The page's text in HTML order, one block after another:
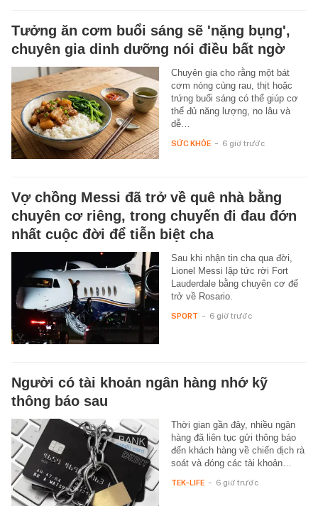
Tưởng ăn cơm buổi sáng sẽ 'nặng bụng',
chuyên gia dinh dưỡng nói điều bất ngờ
Chuyên gia cho rằng một bát
cơm nóng cùng rau, thịt hoặc
trứng buổi sáng có thể giúp cơ
thể đủ năng lượng, no lâu và
dễ…
SỨC KHỎE - 6 giờ trước
Vợ chồng Messi đã trở về quê nhà bằng
chuyên cơ riêng, trong chuyến đi đau đớn
nhất cuộc đời để tiễn biệt cha
Sau khi nhận tin cha qua đời,
Lionel Messi lập tức rời Fort
Lauderdale bằng chuyên cơ để
trở về Rosario.
SPORT - 6 giờ trước
Người có tài khoản ngân hàng nhớ kỹ
thông báo sau
Thời gian gần đây, nhiều ngân
hàng đã liên tục gửi thông báo
đến khách hàng về chiến dịch rà
soát và đóng các tài khoản…
TEK-LIFE - 6 giờ trước